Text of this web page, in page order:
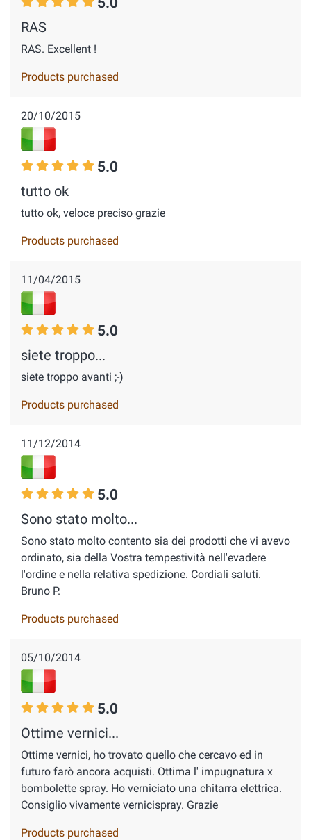
RAS
RAS. Excellent !
Products purchased
20/10/2015
5.0
tutto ok
tutto ok, veloce preciso grazie
Products purchased
11/04/2015
5.0
siete troppo...
siete troppo avanti ;-)
Products purchased
11/12/2014
5.0
Sono stato molto...
Sono stato molto contento sia dei prodotti che vi avevo
ordinato, sia della Vostra tempestività nell'evadere
l'ordine e nella relativa spedizione. Cordiali saluti.
Bruno P.
Products purchased
05/10/2014
5.0
Ottime vernici...
Ottime vernici, ho trovato quello che cercavo ed in
futuro farò ancora acquisti. Ottima l' impugnatura x
bombolette spray. Ho verniciato una chitarra elettrica.
Consiglio vivamente vernicispray. Grazie
Products purchased